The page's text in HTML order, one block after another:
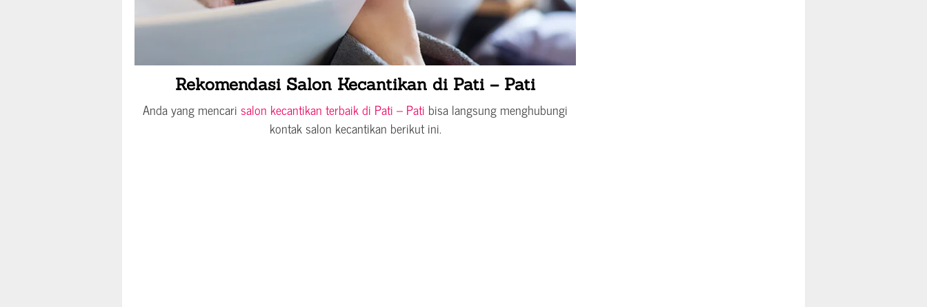
Rekomendasi Salon Kecantikan di Pati – Pati
Anda yang mencari salon kecantikan terbaik di Pati – Pati bisa langsung menghubungi
kontak salon kecantikan berikut ini.